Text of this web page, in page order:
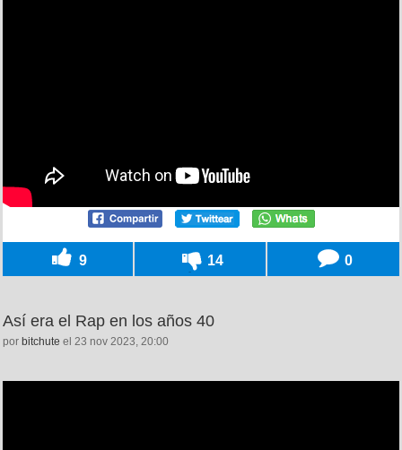
9 14 0
Así era el Rap en los años 40
por bitchute el 23 nov 2023, 20:00